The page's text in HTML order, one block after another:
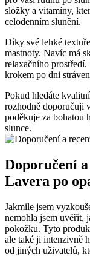
složky a vitamíny,
celodenním slunění.
Díky své lehké
mastnoty. Navíc má
relaxačního
krokem po dni
Pokud hledáte
rozhodně doporučuji
poděkuje za bohatou
slunce.
Doporučení
Lavera po
Jakmile jsem
nemohla jsem uvěřit,
pokožku. Tyto
ale také ji intenzivně
od jiných uživatelů,